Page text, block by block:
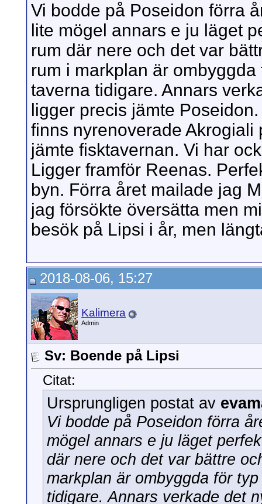
Vi bodde på Poseidon förra
lite mögel annars e ju läget
rum där nere och det var
rum i markplan är
taverna tidigare. Annars
ligger precis jämte
finns nyrenoverade
jämte fisktavernan. Vi har
Ligger framför Reenas.
byn. Förra året mailade jag
jag försökte översätta men
besök på Lipsi i år, men
2018-08-06, 15:27
Kalimera
Admin
Sv: Boende på Lipsi
Citat:
Ursprungligen postat av
Vi bodde på Poseidon förra
mögel annars e ju läget
där nere och det var bättre
markplan är ombyggda för
tidigare. Annars verkade det